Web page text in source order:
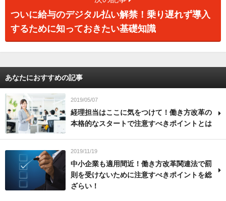
ついに給与のデジタル払い解禁！乗り遅れず導入
するために知っておきたい基礎知識
あなたにおすすめの記事
2019/05/07
経理担当はここに気をつけて！働き方改革の
本格的なスタートで注意すべきポイントとは
2019/11/19
中小企業も適用間近！働き方改革関連法で罰
則を受けないために注意すべきポイントを総
ざらい！